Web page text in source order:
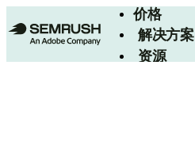
价格
解决方案
资源